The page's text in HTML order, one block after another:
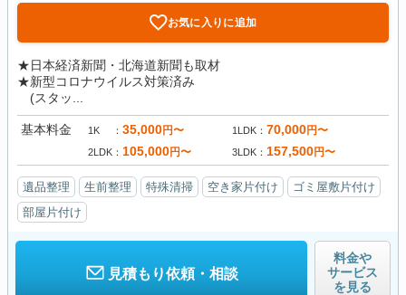
お気に入りに追加
★日本経済新聞・北海道新聞も取材
★新型コロナウイルス対策済み
(スタッ...
基本料金 1K 35,000円〜 1LDK 70,000円〜
2LDK 105,000円〜 3LDK 157,500円〜
遺品整理 生前整理 特殊清掃 空き家片付け
ゴミ屋敷片付け
部屋片付け
見積もり依頼・相談
料金や
サービス
を見る